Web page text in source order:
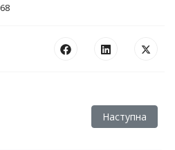
– ВСЕСВІТНІЙ ДЕНЬ
Наступна
Наступна